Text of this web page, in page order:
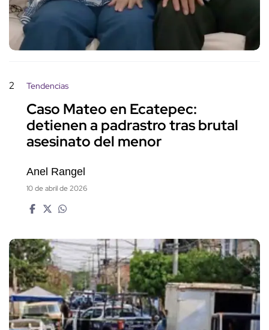
2 Tendencias
Caso Mateo en Ecatepec:
detienen a padrastro tras brutal
asesinato del menor
Anel Rangel
10 de abril de 2026